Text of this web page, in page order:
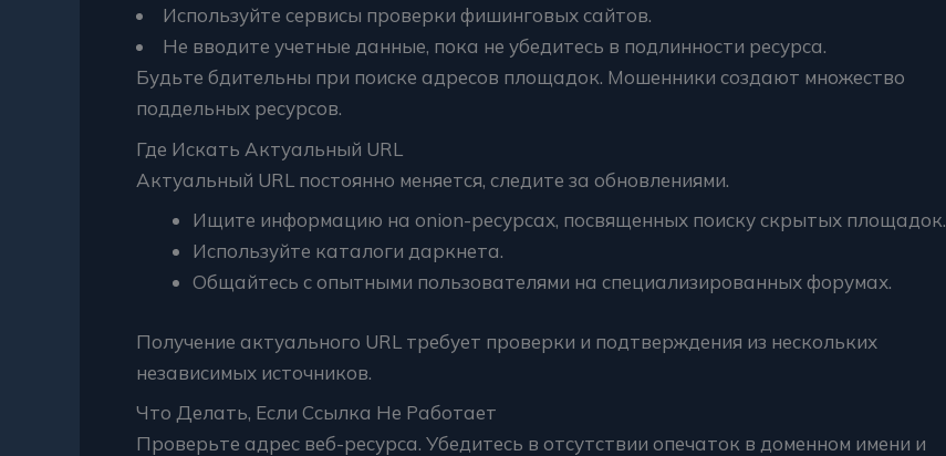
Используйте сервисы проверки фишинговых сайтов.
Не вводите учетные данные, пока не убедитесь в подлинности ресурса.
Будьте бдительны при поиске адресов площадок. Мошенники создают множество
поддельных ресурсов.
Где Искать Актуальный URL
Актуальный URL постоянно меняется, следите за обновлениями.
Ищите информацию на onion-ресурсах, посвященных поиску скрытых площадок.
Используйте каталоги даркнета.
Общайтесь с опытными пользователями на специализированных форумах.
Получение актуального URL требует проверки и подтверждения из нескольких
независимых источников.
Что Делать, Если Ссылка Не Работает
Проверьте адрес веб-ресурса. Убедитесь в отсутствии опечаток в доменном имени и